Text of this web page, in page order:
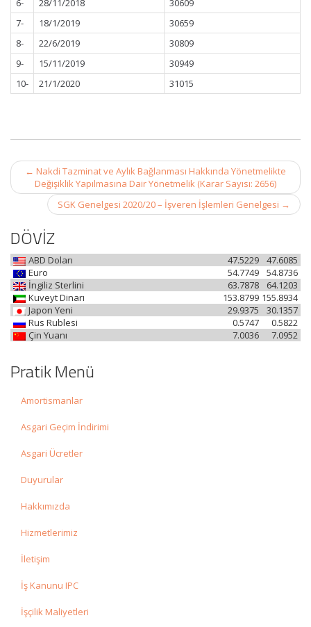
6- 28/11/2018
30609
7-
18/1/2019
30659
8-
22/6/2019
30809
9-
15/11/2019
30949
10-
21/1/2020 31015
Post
navigation
← Nakdi Tazminat ve Aylık Bağlanması Hakkında Yönetmelikte
Değişiklik Yapılmasına Dair Yönetmelik (Karar Sayısı: 2656)
SGK Genelgesi 2020/20 – İşveren İşlemleri Genelgesi →
DÖVİZ
ABD Doları 47.6085
47.5229
Euro
54.8736
54.7749
İngiliz Sterlini
64.1203
63.7878
Kuveyt Dinarı
155.8934
153.8799
Japon Yeni
30.1357
29.9375
Rus Rublesi
0.5822
0.5747
Çin Yuanı
7.0952
7.0036
Pratik Menü
Amortismanlar
Asgari Geçim İndirimi
Asgari Ücretler
Duyurular
Hakkımızda
Hizmetlerimiz
İletişim
İş Kanunu IPC
İşçilik Maliyetleri